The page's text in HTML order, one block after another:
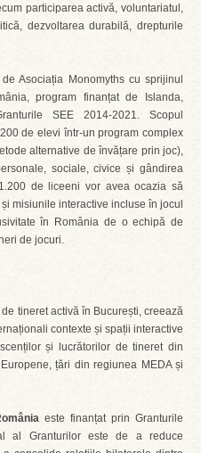
participarea activă, voluntariatul,
dezvoltarea durabilă, drepturile
Asociația Monomyths cu sprijinul
program finanțat de Islanda,
SEE 2014-2021. Scopul
de elevi într-un program complex
alternative de învățare prin joc),
sociale, civice și gândirea
de liceeni vor avea ocazia să
misiunile interactive incluse în jocul
în România de o echipă de
de jocuri.
tineret activă în București, creează
contexte și spații interactive
și lucrătorilor de tineret din
țări din regiunea MEDA și
este finanțat prin Granturile
al Granturilor este de a reduce